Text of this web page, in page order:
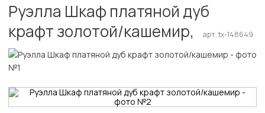
Руэлла Шкаф платяной дуб
крафт золотой/кашемир,
арт. tx-148649